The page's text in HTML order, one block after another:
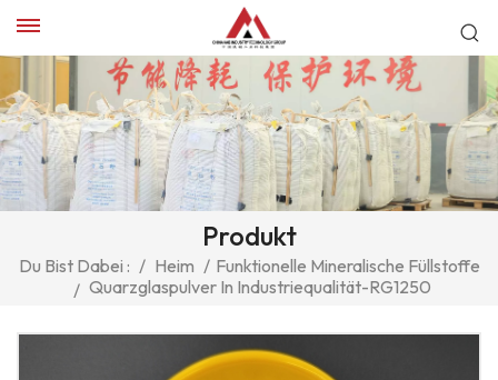
Produkt
Du Bist Dabei : / Heim / Funktionelle Mineralische Füllstoffe
/ Quarzglaspulver In Industriequalität-RG1250